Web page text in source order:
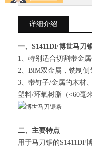
详细介绍
一、S1411DF博世马刀
1、特别适合切割带金
2、BiM双金属，铣制侧
3、带钉子/金属的木材
塑料/环氧树脂（<60毫米
二、主要特点
用于马刀锯的S1411DF